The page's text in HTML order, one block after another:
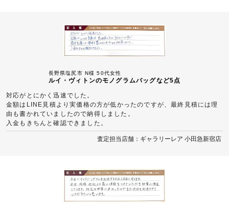
長野県塩尻市 N様 50代女性
ルイ・ヴィトンのモノグラムバッグなど5点
対応がとにかく迅速でした。
金額はLINE見積より実価格の方が低かったのですが、最終見積には理
由も書かれていましたので納得しました。
入金もきちんと確認できました。
査定担当店舗：ギャラリーレア 小田急新宿店